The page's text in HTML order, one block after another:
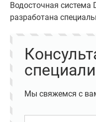
Водосточная система
разработана
Мы свяжемся с